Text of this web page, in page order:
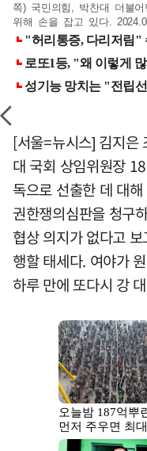
쪽) 국민의힘, 박찬대 더불
위해 손을 잡고 있다.
[서울=뉴시스] 김지은
대 국회 상임위원장
독으로 선출한 데 대
권한쟁의심판을 청구
협상 의지가 없다고
행할 태세다. 여야가
하루 만에 또다시 강